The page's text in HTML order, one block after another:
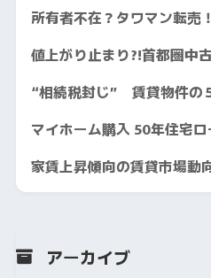
所有者不在？タワマン転売！
値上がり止まり?!首都圏中
“相続税封じ” 賃貸物件の
マイホーム購入 50年住宅ロ
家賃上昇傾向の賃貸市場動
アーカイブ